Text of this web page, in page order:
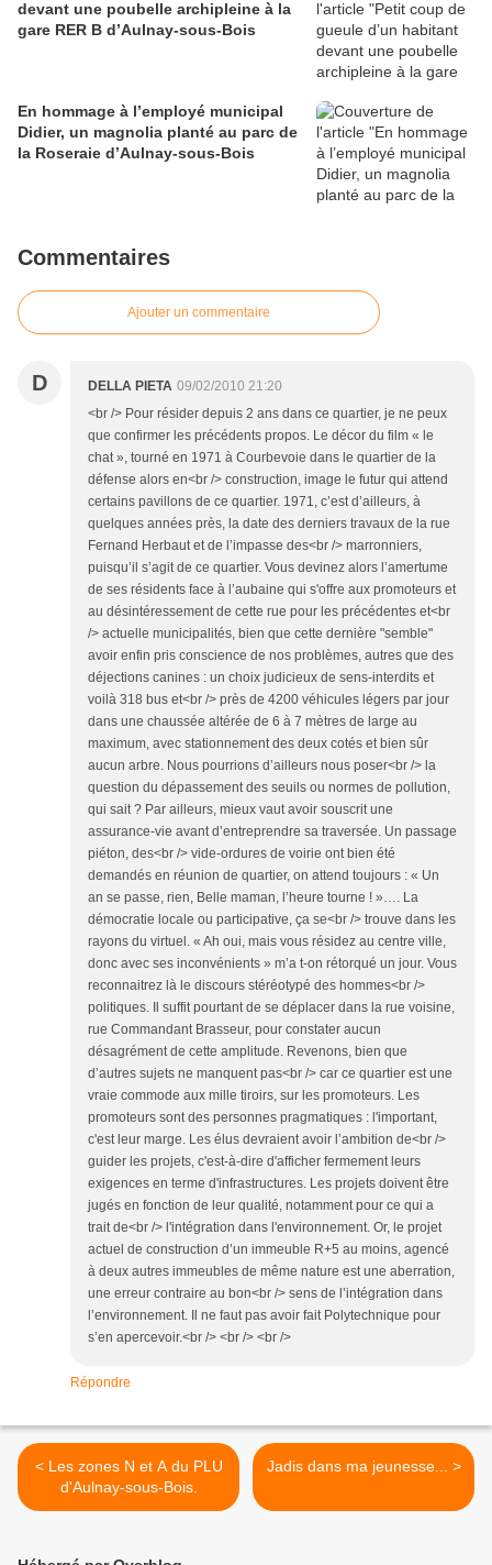
devant une poubelle archipleine à la
gare RER B d’Aulnay-sous-Bois
En hommage à l’employé municipal
Didier, un magnolia planté au parc de
la Roseraie d’Aulnay-sous-Bois
Commentaires
Ajouter un commentaire
D DELLA PIETA 09/02/2010 21:20
<br /> Pour résider depuis 2 ans dans ce quartier, je ne peux
que confirmer les précédents propos. Le décor du film « le
chat », tourné en 1971 à Courbevoie dans le quartier de la
défense alors en<br /> construction, image le futur qui attend
certains pavillons de ce quartier. 1971, c’est d’ailleurs, à
quelques années près, la date des derniers travaux de la rue
Fernand Herbaut et de l’impasse des<br /> marronniers,
puisqu’il s’agit de ce quartier. Vous devinez alors l’amertume
de ses résidents face à l’aubaine qui s'offre aux promoteurs et
au désintéressement de cette rue pour les précédentes et<br
/> actuelle municipalités, bien que cette dernière "semble"
avoir enfin pris conscience de nos problèmes, autres que des
déjections canines : un choix judicieux de sens-interdits et
voilà 318 bus et<br /> près de 4200 véhicules légers par jour
dans une chaussée altérée de 6 à 7 mètres de large au
maximum, avec stationnement des deux cotés et bien sûr
aucun arbre. Nous pourrions d’ailleurs nous poser<br /> la
question du dépassement des seuils ou normes de pollution,
qui sait ? Par ailleurs, mieux vaut avoir souscrit une
assurance-vie avant d’entreprendre sa traversée. Un passage
piéton, des<br /> vide-ordures de voirie ont bien été
demandés en réunion de quartier, on attend toujours : « Un
an se passe, rien, Belle maman, l’heure tourne ! »…. La
démocratie locale ou participative, ça se<br /> trouve dans les
rayons du virtuel. « Ah oui, mais vous résidez au centre ville,
donc avec ses inconvénients » m’a t-on rétorqué un jour. Vous
reconnaitrez là le discours stéréotypé des hommes<br />
politiques. Il suffit pourtant de se déplacer dans la rue voisine,
rue Commandant Brasseur, pour constater aucun
désagrément de cette amplitude. Revenons, bien que
d’autres sujets ne manquent pas<br /> car ce quartier est une
vraie commode aux mille tiroirs, sur les promoteurs. Les
promoteurs sont des personnes pragmatiques : l'important,
c'est leur marge. Les élus devraient avoir l’ambition de<br />
guider les projets, c'est-à-dire d'afficher fermement leurs
exigences en terme d'infrastructures. Les projets doivent être
jugés en fonction de leur qualité, notamment pour ce qui a
trait de<br /> l'intégration dans l'environnement. Or, le projet
actuel de construction d’un immeuble R+5 au moins, agencé
à deux autres immeubles de même nature est une aberration,
une erreur contraire au bon<br /> sens de l’intégration dans
l’environnement. Il ne faut pas avoir fait Polytechnique pour
s’en apercevoir.<br /> <br /> <br />
Répondre
< Les zones N et A du PLU
d'Aulnay-sous-Bois.
Jadis dans ma jeunesse... >